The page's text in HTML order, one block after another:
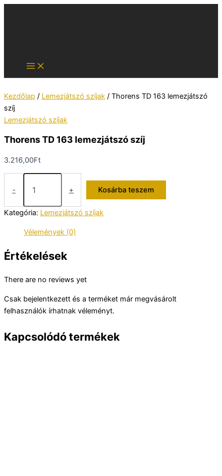
Kezdőlap / Lemezjátszó szíjak / Thorens TD 163 lemezjátszó
szíj
Lemezjátszó szíjak
Thorens TD 163 lemezjátszó szíj
3.216,00Ft
-
Thorens
lemezjátszó
szíj
mennyiség
+ Kosárba teszem
Kategória: Lemezjátszó szíjak
Vélemények (0)
Értékelések
There are no reviews yet
Csak bejelentkezett és a terméket már megvásárolt
felhasználók írhatnak véleményt.
Kapcsolódó termékek